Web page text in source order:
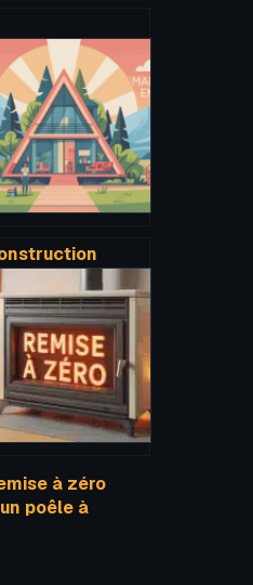
en a :
complet
bien
et
à zéro
poêle à